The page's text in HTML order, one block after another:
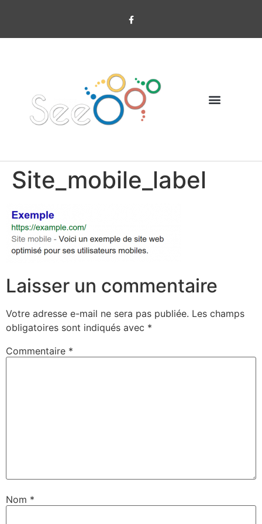
Site_mobile_label
Laisser un commentaire
Votre adresse e-mail ne sera pas publiée. Les champs
obligatoires sont indiqués avec *
Commentaire *
Nom *